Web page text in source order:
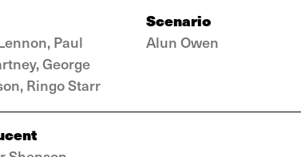
Paul
George
Ringo Starr
Scenario
Alun Owen